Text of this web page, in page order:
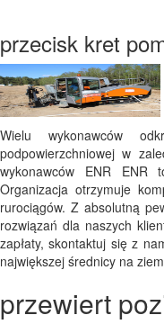
przecisk kret
Wielu wykonawców
podpowierzchniowej w
wykonawców ENR ENR
Organizacja otrzymuje
rurociągów. Z absolutną
rozwiązań dla naszych
zapłaty, skontaktuj się z
największej średnicy na
przewiert